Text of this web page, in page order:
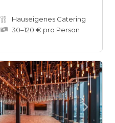
Hauseigenes Catering
30–120 € pro Person